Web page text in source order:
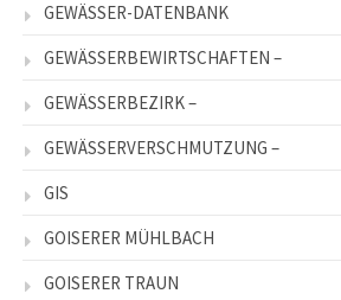
GEWÄSSER-DATENBANK
GEWÄSSERBEWIRTSCHAFTEN –
GEWÄSSERBEZIRK –
GEWÄSSERVERSCHMUTZUNG –
GIS
GOISERER MÜHLBACH
GOISERER TRAUN